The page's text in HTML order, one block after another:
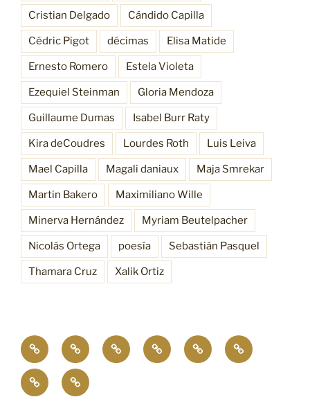
Cristian Delgado Cándido Capilla
Cédric Pigot décimas Elisa Matide
Ernesto Romero Estela Violeta
Ezequiel Steinman Gloria Mendoza
Guillaume Dumas Isabel Burr Raty
Kira deCoudres Lourdes Roth Luis Leiva
Mael Capilla Magali daniaux Maja Smrekar
Martin Bakero Maximiliano Wille
Minerva Hernández Myriam Beutelpacher
Nicolás Ortega poesía Sebastián Pasquel
Thamara Cruz Xalik Ortiz
Empatía
4.0
¿Quiénes
somos?
AntecedentesProcesosFuncionesResonancia
BioscénicaContacto